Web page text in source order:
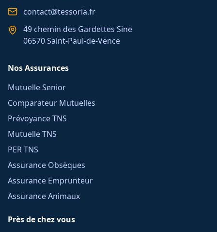
contact@tessoria.fr
49 chemin des Gardettes Sine
06570 Saint-Paul-de-Vence
Nos Assurances
Mutuelle Senior
Comparateur Mutuelles
Prévoyance TNS
Mutuelle TNS
PER TNS
Assurance Obsèques
Assurance Emprunteur
Assurance Animaux
Près de chez vous